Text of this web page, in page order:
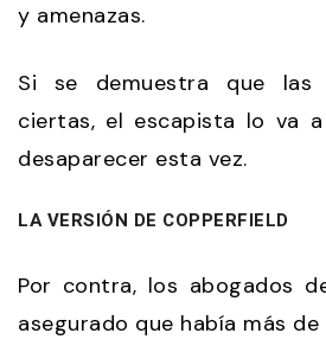
y amenazas.
Si se demuestra que las
ciertas, el escapista lo va
desaparecer esta vez.
LA VERSIÓN DE COPPERFIELD
Por contra, los abogados
asegurado que había más